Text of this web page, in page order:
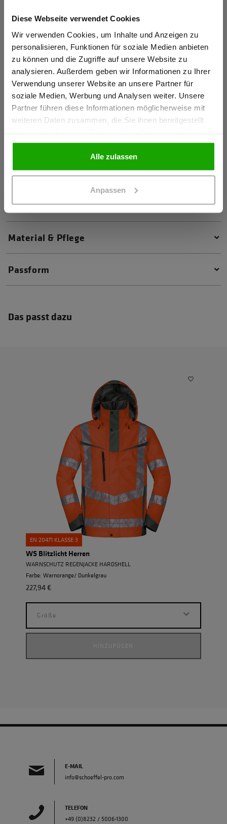
Diese Webseite verwendet Cookies
Wir verwenden Cookies, um Inhalte und Anzeigen zu
personalisieren, Funktionen für soziale Medien anbieten
zu können und die Zugriffe auf unsere Website zu
analysieren. Außerdem geben wir Informationen zu Ihrer
Verwendung unserer Website an unsere Partner für
soziale Medien, Werbung und Analysen weiter. Unsere
Partner führen diese Informationen möglicherweise mit
weiteren Daten zusammen, die Sie ihnen bereitgestellt
gesammelt haben.
Alle zulassen
Anpassen
Atmungsaktiv
Schnelltrocknend
4-Wege-Stretch
Kein Einsatz von PFAS
Zur Konformitätserklärung und den Herstellerinfos
Material & Pflege
Passform
Das passt dazu
EN 20471 KLASSE 3
WS Blitzlicht Herren
WARNSCHUTZ REGENJACKE HARDSHELL
Farbe: Warnorange/ Dunkelgrau
227,94 €
Größe
HINZUFÜGEN
E-MAIL
info@schoeffel-pro.com
TELEFON
+49 (0)8232 / 5006-1300
Sind Sie
Gewerbetreibender?
Ich bestätige, dass ich Gewerbetreibender bin. Alle
Preise werden netto ausgewiesen.